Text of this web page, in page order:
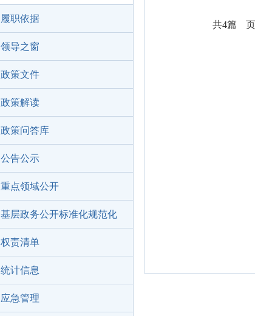
履职依据
领导之窗
政策文件
政策解读
政策问答库
公告公示
重点领域公开
基层政务公开标准化规范化
权责清单
统计信息
应急管理
共4篇